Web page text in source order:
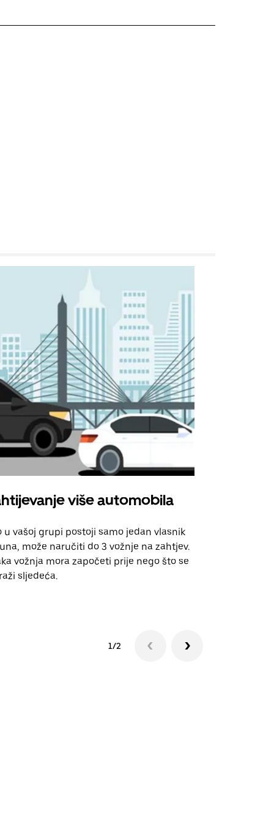
više automobila
u vašoj grupi postoji samo jedan vlasnik
može naručiti do 3 vožnje na zahtjev.
vožnja mora započeti prije nego što se
sljedeća.
1/2